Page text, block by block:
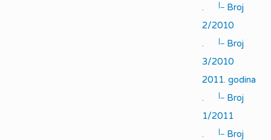
.
|_ Broj
2/2010
.
|_ Broj
3/2010
2011. godina
.
|_ Broj
1/2011
.
|_ Broj